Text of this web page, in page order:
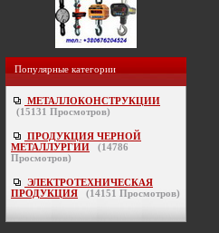
Популярные категории
МЕТАЛЛОКОНСТРУКЦИИ
(15131 Просмотров)
ПРОДУКЦИЯ ЧЕРНОЙ
МЕТАЛЛУРГИИ
(14786
Просмотров)
ЭЛЕКТРОТЕХНИЧЕСКАЯ
ПРОДУКЦИЯ
(14151 Просмотров)